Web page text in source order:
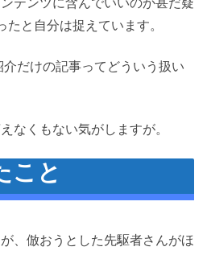
テンツに含んでいいのか甚だ疑
たと自分は捉えています。
だけの記事ってどういう扱い
なくもない気がしますが。
こと
、倣おうとした先駆者さんがほ